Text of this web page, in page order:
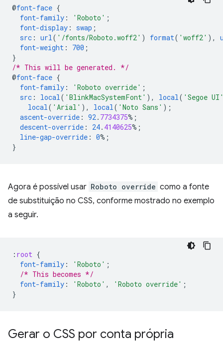
@font-face {
font-family : 'Roboto' ;
font-display : swap ;
src : url( '/fonts/Roboto.woff2' ) format( 'woff2' ),
font-weight : 700 ;
}
/* This will be generated. */
@font-face {
font-family : 'Roboto override' ;
src : local( 'BlinkMacSystemFont' ), local( 'Segoe
local( 'Arial' ), local( 'Noto Sans' );
ascent-override : 92. 7734375%;
descent-override : 24. 4140625%;
line-gap-override : 0%;
}
Agora é possível usar Roboto override como a fonte
de substituição no CSS, conforme mostrado no exemplo
a seguir.
: root {
font-family : 'Roboto' ;
/* This becomes */
font-family : 'Roboto' , 'Roboto override' ;
}
Gerar o CSS por conta própria